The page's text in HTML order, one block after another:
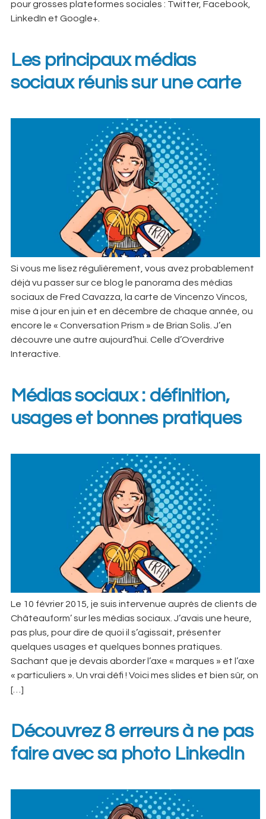
pour grosses plateformes sociales : Twitter, Facebook,
LinkedIn et Google+.
Les principaux médias
sociaux réunis sur une carte
Si vous me lisez régulièrement, vous avez probablement
déjà vu passer sur ce blog le panorama des médias
sociaux de Fred Cavazza, la carte de Vincenzo Vincos,
mise à jour en juin et en décembre de chaque année, ou
encore le « Conversation Prism » de Brian Solis. J’en
découvre une autre aujourd’hui. Celle d’Overdrive
Interactive.
Médias sociaux : définition,
usages et bonnes pratiques
Le 10 février 2015, je suis intervenue auprès de clients de
Châteauform’ sur les médias sociaux. J’avais une heure,
pas plus, pour dire de quoi il s’agissait, présenter
quelques usages et quelques bonnes pratiques.
Sachant que je devais aborder l’axe « marques » et l’axe
« particuliers ». Un vrai défi ! Voici mes slides et bien sûr, on
[…]
Découvrez 8 erreurs à ne pas
faire avec sa photo LinkedIn